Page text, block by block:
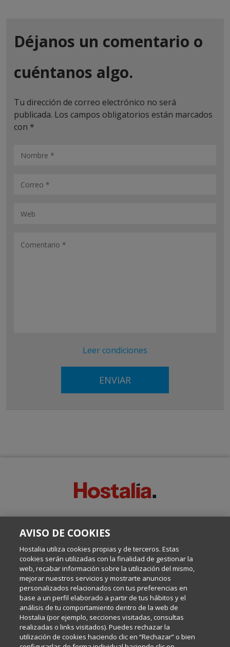
Déjanos un comentario o
cuéntanos algo.
Tu dirección de correo electrónico no será
publicada. Los campos obligatorios están marcados
con *
Leer condiciones
Escrito por el equipo de Comunicación de Hostalia, dirigido por
Internet y Tecnología.
Política de privacidad
Política de cookies
Aviso legal
AVISO DE COOKIES
Hostalia utiliza cookies propias y de terceros. Estas
cookies serán utilizadas con la finalidad de gestionar la
web, recabar información sobre la utilización del mismo,
mejorar nuestros servicios y mostrarte anuncios
personalizados relacionados con tus preferencias en
base a un perfil elaborado a partir de tus hábitos y el
análisis de tu comportamiento dentro de la web de
Hostalia (por ejemplo, secciones visitadas, consultas
realizadas o links visitados). Puedes rechazar la
utilización de cookies haciendo clic en “Rechazar” o bien